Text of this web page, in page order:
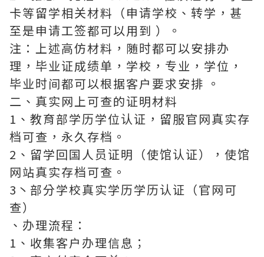
卡等留学相关材料（申请学校、转学，甚
至是申请工签都可以用到 ）。
注：上述高仿材料，随时都可以安排办
理，毕业证成绩单，学校，专业，学位，
毕业时间都可以根据客户要求安排 。
二、真实网上可查的证明材料
1、教育部学历学位认证，留服官网真实存
档可查，永久存档。
2、留学回国人员证明（使馆认证），使馆
网站真实存档可查。
3丶部分学校真实学历学历认证（官网可
查）
、办理流程：
1、收集客户办理信息；